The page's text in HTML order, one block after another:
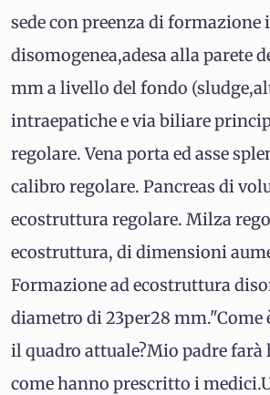
sede con preenza di formazione
disomogenea,adesa alla parete
mm a livello del fondo
intraepatiche e via biliare
regolare. Vena porta ed asse
calibro regolare. Pancreas di
ecostruttura regolare. Milza
ecostruttura, di dimensioni
Formazione ad ecostruttura
diametro di 23per28 mm."Come
il quadro attuale?Mio padre
come hanno prescritto i